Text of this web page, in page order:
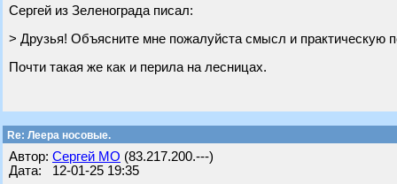
Сергей из Зеленограда писал:
> Друзья! Объясните мне пожалуйста смысл и практическую
Почти такая же как и перила на лесницах.
Re: Леера носовые.
Автор: Сергей МО (83.217.200.---)
Дата: 12-01-25 19:35